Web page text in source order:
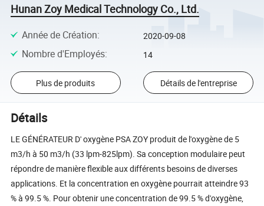
Hunan Zoy Medical Technology Co., Ltd.
Année de Création: 2020-09-08
Nombre d'Employés: 14
Plus de produits Détails de l'entreprise
Détails
LE GÉNÉRATEUR D' oxygène PSA ZOY produit de l'oxygène de 5
m3/h à 50 m3/h (33 lpm-825lpm). Sa conception modulaire peut
répondre de manière flexible aux différents besoins de diverses
applications. Et la concentration en oxygène pourrait atteindre 93
% à 99.5 %. Pour obtenir une concentration de 99.5 % d'oxygène,